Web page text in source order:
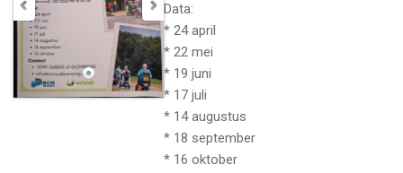
Data:
* 24 april
* 22 mei
* 19 juni
* 17 juli
* 14 augustus
* 18 september
* 16 oktober